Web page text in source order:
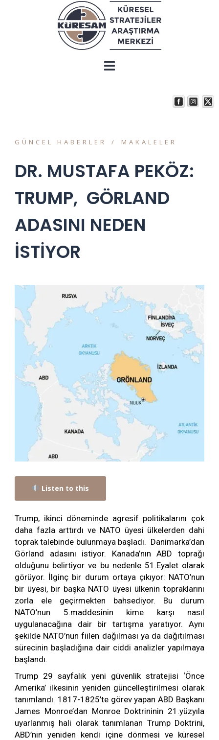
GÜNCEL HABERLER MAKALELER
DR. MUSTAFA PEKÖZ:
TRUMP, GÖRLAND
ADASINI NEDEN
İSTİYOR
Listen to this
Trump, ikinci döneminde agresif politikalarını çok
daha fazla arttırdı ve NATO üyesi ülkelerden dahi
toprak talebinde bulunmaya başladı. Danimarka’dan
Görland adasını istiyor. Kanada’nın ABD toprağı
olduğunu belirtiyor ve bu nedenle 51.Eyalet olarak
görüyor. İlginç bir durum ortaya çıkıyor: NATO’nun
bir üyesi, bir başka NATO üyesi ülkenin topraklarını
zorla ele geçirmekten bahsediyor. Bu durum
NATO’nun 5.maddesinin kime karşı nasıl
uygulanacağına dair bir tartışma yaratıyor. Aynı
şekilde NATO’nun fiilen dağılması ya da dağıtılması
sürecinin başladığına dair ciddi analizler yapılmaya
başlandı.
Trump 29 sayfalık yeni güvenlik stratejisi ‘Önce
Amerika’ ilkesinin yeniden güncelleştirilmesi olarak
tanımlandı. 1817-1825’te görev yapan ABD Başkanı
James Monroe’dan Monroe Doktrininin 21.yüzyıla
uyarlanmış hali olarak tanımlanan Trump Doktrini,
ABD’nin yeniden kendi içine dönmesi ve küresel